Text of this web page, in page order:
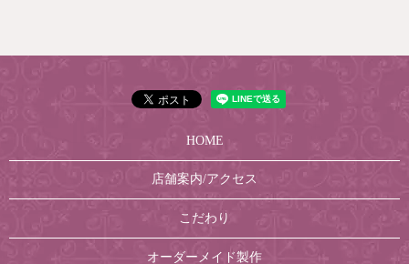
HOME
店舗案内/アクセス
こだわり
オーダーメイド製作